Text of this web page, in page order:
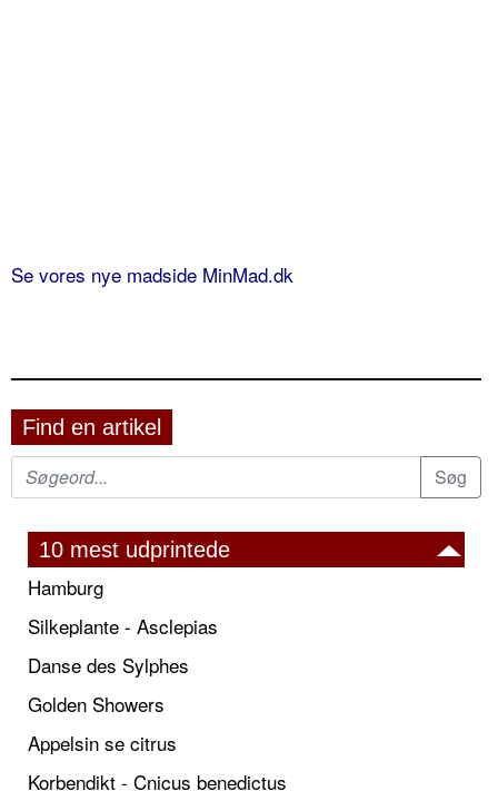
Se vores nye madside MinMad.dk
Find en artikel
10 mest udprintede
Hamburg
Silkeplante - Asclepias
Danse des Sylphes
Golden Showers
Appelsin se citrus
Korbendikt - Cnicus benedictus